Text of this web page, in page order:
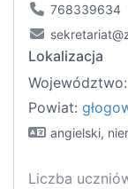
768339634
Lokalizacja
Województwo:
Powiat:
angielski,
Liczba